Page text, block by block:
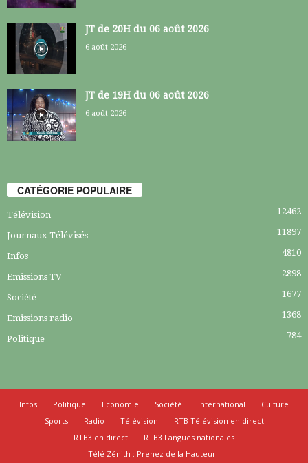
JT de 20H du 06 août 2026
6 août 2026
JT de 19H du 06 août 2026
6 août 2026
CATÉGORIE POPULAIRE
Télévision 12462
Journaux Télévisés 11897
Infos 4810
Emissions TV 2898
Société 1677
Emissions radio 1368
Politique 784
Infos Politique Economie Société International
Culture
Sports
Radio Télévision
RTB Télévision en direct
RTB3 en direct
RTB3 Langues nationales
Télé Zénith : Prenez de la Hauteur !